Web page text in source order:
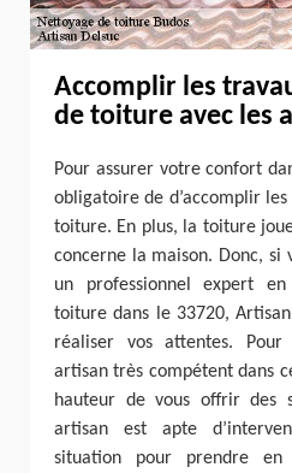
Accomplir les
de toiture avec les
Pour assurer votre confort
obligatoire de d’accomplir
toiture. En plus, la toiture
concerne la maison. Donc, si
un professionnel expert
toiture dans le 33720,
réaliser vos attentes.
artisan très compétent dans
hauteur de vous offrir des
artisan est apte
situation pour prendre